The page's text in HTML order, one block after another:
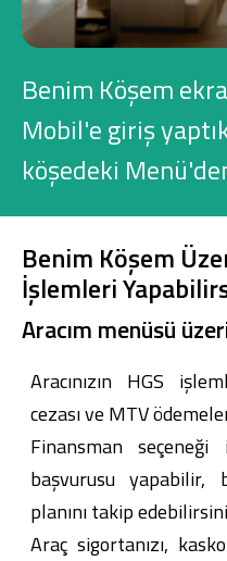
Konut Finansmanı
Ticari Kartlar
Tarım Finansmanı
Leasing
Yatırım
Benim Köşem
Mobil'e giriş
köşedeki
Benim Köşem
İşlemleri
Aracım menüsü
Aracınızın HGS
cezası ve MTV
Finansman
başvurusu yapabilir,
planını takip
Araç sigortanızı,